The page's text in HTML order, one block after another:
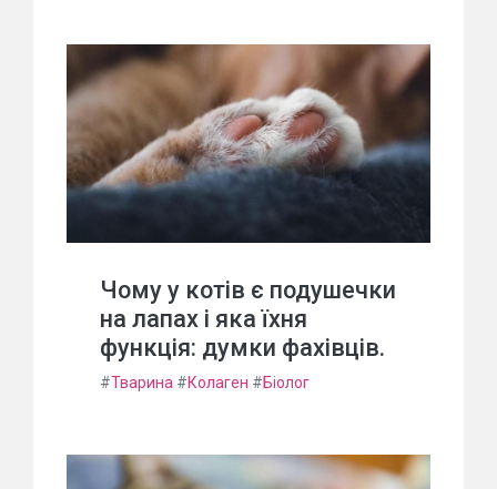
Чому у котів є подушечки
на лапах і яка їхня
функція: думки фахівців.
#Тварина #Колаген #Біолог